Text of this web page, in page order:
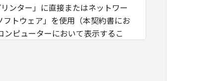
ンター」に直接またはネットワー
トウェア」を使用（本契約書にお
ピューターにおいて表示するこ